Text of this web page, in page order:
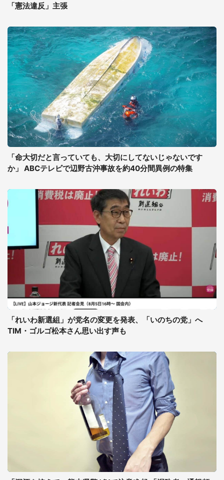
「憲法違反」主張
「命大切だと言っていても、大切にしてないじゃないです
か」 ABCテレビで辺野古沖事故を約40分間異例の特集
「れいわ新選組」が党名の変更を発表、「いのちの党」へ
TIM・ゴルゴ松本さん思い出す声も